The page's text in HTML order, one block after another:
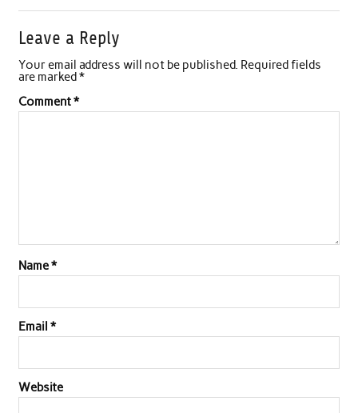
Leave a Reply
Your email address will not be published. Required fields
are marked *
Comment*
Name*
Email *
Website